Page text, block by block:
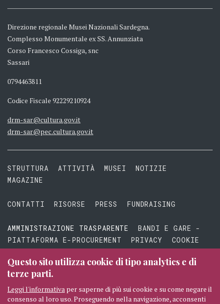
Direzione regionale Musei Nazionali Sardegna.
Complesso Monumentale ex SS. Annunziata
Corso Francesco Cossiga, snc
Sassari
0794463811
Codice Fiscale 92229210924
drm-sar@cultura.gov.it
drm-sar@pec.cultura.gov.it
STRUTTURA ATTIVITÀ MUSEI
NOTIZIE
MAGAZINE
CONTATTI RISORSE PRESS FUNDRAISING
AMMINISTRAZIONE TRASPARENTE
BANDI E GARE -
PIATTAFORMA E-PROCUREMENT
PRIVACY
COOKIE
TERMINI E CONDIZIONI
Questo sito utilizza cookie di tipo analytics e di
terze parti.
Leggi l'informativa per saperne di più sui cookie e su come negare il
consenso al loro uso. Proseguendo nella navigazione, acconsenti